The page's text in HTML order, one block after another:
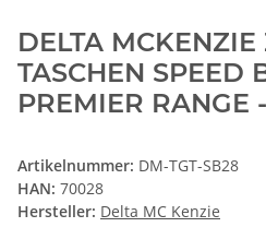
DELTA
TASCHEN SPEED
PREMIER RANGE
Artikelnummer: DM-TGT-SB28
HAN: 70028
Hersteller: Delta MC Kenzie